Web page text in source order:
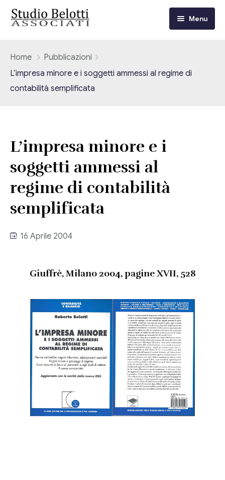
Menu
I nostri servizi
Adempimenti Dichiarativi e Fiscali
Contrattualistica Varia
Consulenza Societaria
Consulenza del Lavoro
Revisione legale
Eventi
Corsi FAD
Video/Tv
Università
Pubblicazioni
Riviste
Pubblicazioni
Fiscalità internazionale
Home
Pubblicazioni
L’impresa minore e i soggetti ammessi al regime di
contabilità semplificata
L’impresa minore e i
soggetti ammessi al
regime di contabilità
semplificata
16 Aprile 2004
Giuffrè, Milano 2004, pagine XVII, 528